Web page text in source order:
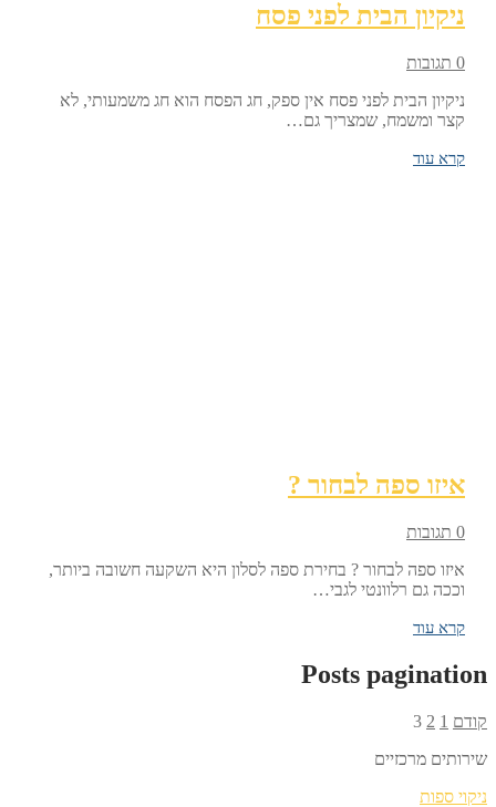
ניקיון הבית לפני פסח
0 תגובות
ניקיון הבית לפני פסח אין ספק, חג הפסח הוא חג משמעותי, לא
קצר ומשמח, שמצריך גם…
קרא עוד
איזו ספה לבחור ?
0 תגובות
איזו ספה לבחור ? בחירת ספה לסלון היא השקעה חשובה ביותר,
וככה גם רלוונטי לגבי…
קרא עוד
Posts pagination
קודם 1
2
3
שירותים מרכזיים
ניקוי ספות